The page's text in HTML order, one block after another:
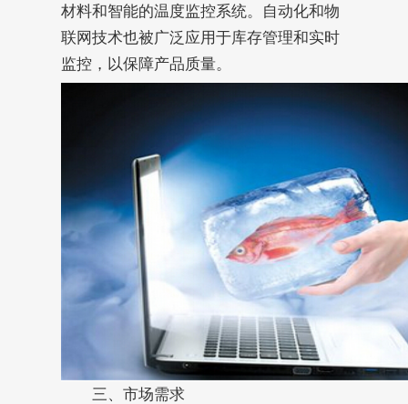
材料和智能的温度监控系统。自动化和物
联网技术也被广泛应用于库存管理和实时
监控，以保障产品质量。
三、市场需求